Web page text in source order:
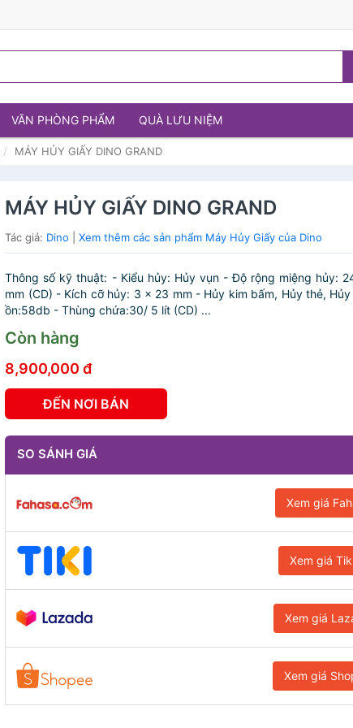
VĂN PHÒNG PHẨM QUÀ LƯU NIỆM
MÁY HỦY GIẤY DINO GRAND
MÁY HỦY GIẤY DINO GRAND
Tác giả: Dino |Xem thêm các sản phẩm Máy Hủy Giấy của Dino
Thông số kỹ thuật: - Kiểu hủy: Hủy vụn - Độ rộng miệng hủy:
mm (CD) - Kích cỡ hủy: 3 x 23 mm - Hủy kim bấm, Hủy thẻ,
ồn:58db - Thùng chứa:30/ 5 lít (CD) ...
Còn hàng
8,900,000 đ
ĐẾN NƠI BÁN
SO SÁNH GIÁ
Xem giá
Xem giá
Xem giá
Xem giá